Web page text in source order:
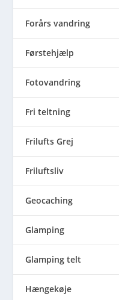
Forårs vandring
Førstehjælp
Fotovandring
Fri teltning
Frilufts Grej
Friluftsliv
Geocaching
Glamping
Glamping telt
Hængekøje